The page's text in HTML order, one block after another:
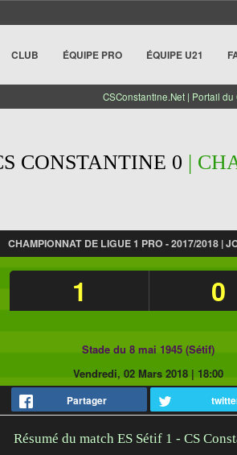
CLUB ÉQUIPE PRO ÉQUIPE U21
CSConstantine.Net | Portail
CONSTANTINE 0 |
CHAMPIONNAT DE LIGUE 1 PRO - 2017/2018 |
1 0
Stade du 8 mai 1945 (Sétif)
Vendredi, 02 Mars 2018| 18:00
Partager
Résumé du match ES Sétif 1 - CS